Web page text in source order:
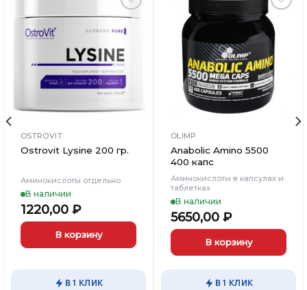
Добавить
Вишлист
OSTROVIT
Ostrovit Lysine 200 гр.
Аминокислоты отдельно
В наличии
1220,00 ₽
В корзину
В 1 КЛИК
Добавить
в
Вишлист
OLIMP
Anabolic Amino 5500
400 капс
Аминокислоты в капсулах и
таблетках
В наличии
5650,00 ₽
В корзину
В 1 КЛИК